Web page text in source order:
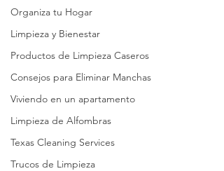
Organiza tu Hogar
Limpieza y Bienestar
Productos de Limpieza Caseros
Consejos para Eliminar Manchas
Viviendo en un apartamento
Limpieza de Alfombras
Texas Cleaning Services
Trucos de Limpieza